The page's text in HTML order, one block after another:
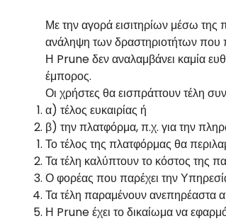
Με την αγορά εισιτηρίων μέσω της
ανάληψη των δραστηριοτήτων που
Η Prune δεν αναλαμβάνει καμία
έμπορος.
Οι χρήστες θα εισπράττουν τέλη
α) τέλος ευκαιρίας ή
β) την πλατφόρμα, π.χ. για την
Το τέλος της πλατφόρμας θα
Τα τέλη καλύπτουν το κόστος της
Ο φορέας που παρέχει την
Τα τέλη παραμένουν ανεπηρέαστα
Η Prune έχει το δικαίωμα να